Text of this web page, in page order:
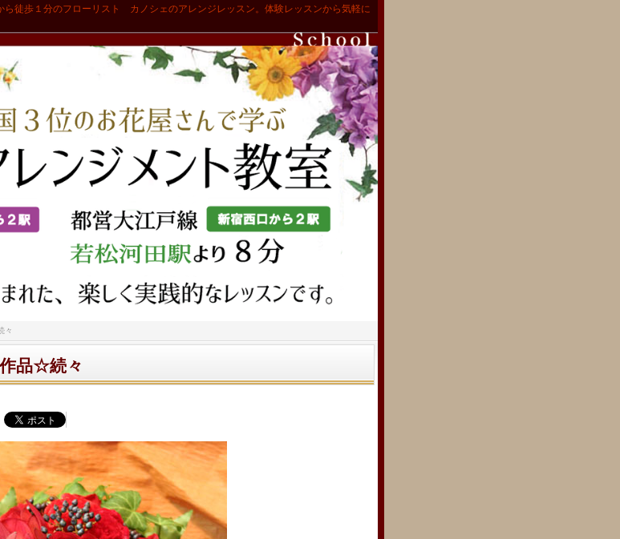
徒歩１分のフローリスト カノシェのアレンジレッスン。体験レッスンから気軽に
々
品☆続々